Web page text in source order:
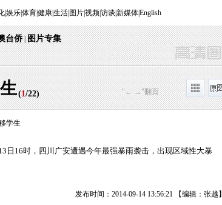
|娱乐|体育|健康|生活| 图片|视频|访谈 新媒体|English
台侨|图片专集
(1/22) "← →"翻页
日16时，四川广安遭遇今年最强暴雨袭击，出现区域性大暴
发布时间：2014-09-14 13:56:21 【编辑：张越】